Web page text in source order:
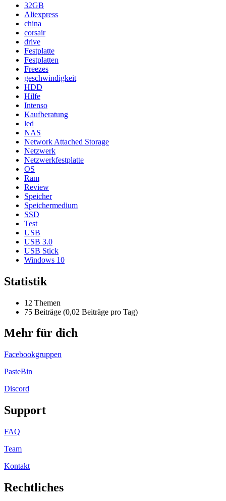
32GB
Aliexpress
china
corsair
drive
Festplatte
Festplatten
Freezes
geschwindigkeit
HDD
Hilfe
Intenso
Kaufberatung
led
NAS
Network Attached Storage
Netzwerk
Netzwerkfestplatte
OS
Ram
Review
Speicher
Speichermedium
SSD
Test
USB
USB 3.0
USB Stick
Windows 10
Statistik
12 Themen
75 Beiträge (0,02 Beiträge pro Tag)
Mehr für dich
Facebookgruppen
PasteBin
Discord
Support
FAQ
Team
Kontakt
Rechtliches